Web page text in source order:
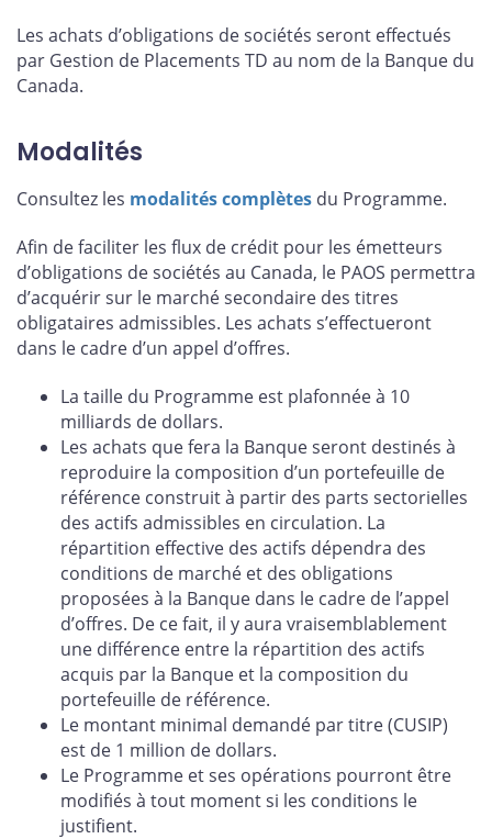
Les achats d’obligations de sociétés seront effectués
par Gestion de Placements TD au nom de la Banque du
Canada.
Modalités
Consultez les modalités complètes du Programme.
Afin de faciliter les flux de crédit pour les émetteurs
d’obligations de sociétés au Canada, le PAOS permettra
d’acquérir sur le marché secondaire des titres
obligataires admissibles. Les achats s’effectueront
dans le cadre d’un appel d’offres.
La taille du Programme est plafonnée à 10
milliards de dollars.
Les achats que fera la Banque seront destinés à
reproduire la composition d’un portefeuille de
référence construit à partir des parts sectorielles
des actifs admissibles en circulation. La
répartition effective des actifs dépendra des
conditions de marché et des obligations
proposées à la Banque dans le cadre de l’appel
d’offres. De ce fait, il y aura vraisemblablement
une différence entre la répartition des actifs
acquis par la Banque et la composition du
portefeuille de référence.
Le montant minimal demandé par titre (CUSIP)
est de 1 million de dollars.
Le Programme et ses opérations pourront être
modifiés à tout moment si les conditions le
justifient.